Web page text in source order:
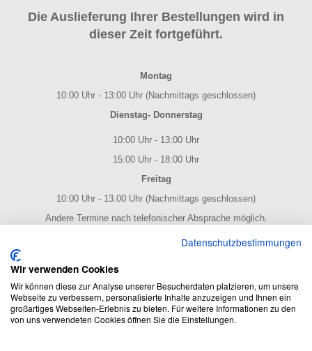
Die Auslieferung Ihrer Bestellungen wird in
dieser Zeit fortgeführt.
Montag
10:00 Uhr - 13:00 Uhr (Nachmittags geschlossen)
Dienstag- Donnerstag
10:00 Uhr - 13:00 Uhr
15:00 Uhr - 18:00 Uhr
Freitag
10:00 Uhr - 13.00 Uhr (Nachmittags geschlossen)
Andere Termine nach telefonischer Absprache möglich.
NOTENPOST BY ERES EditionDatenschutzbestimmungen
Wir verwenden Cookies
Wir können diese zur Analyse unserer Besucherdaten platzieren, um unsere
Webseite zu verbessern, personalisierte Inhalte anzuzeigen und Ihnen ein
großartiges Webseiten-Erlebnis zu bieten. Für weitere Informationen zu den
von uns verwendeten Cookies öffnen Sie die Einstellungen.